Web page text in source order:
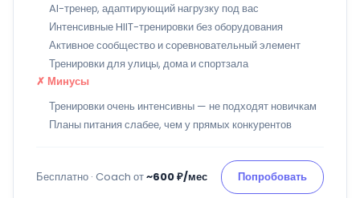
AI-тренер, адаптирующий нагрузку под вас
Интенсивные HIIT-тренировки без оборудования
Активное сообщество и соревновательный элемент
Тренировки для улицы, дома и спортзала
✗ Минусы
Тренировки очень интенсивны — не подходят новичкам
Планы питания слабее, чем у прямых конкурентов
Бесплатно · Coach от~600 ₽/мес Попробовать